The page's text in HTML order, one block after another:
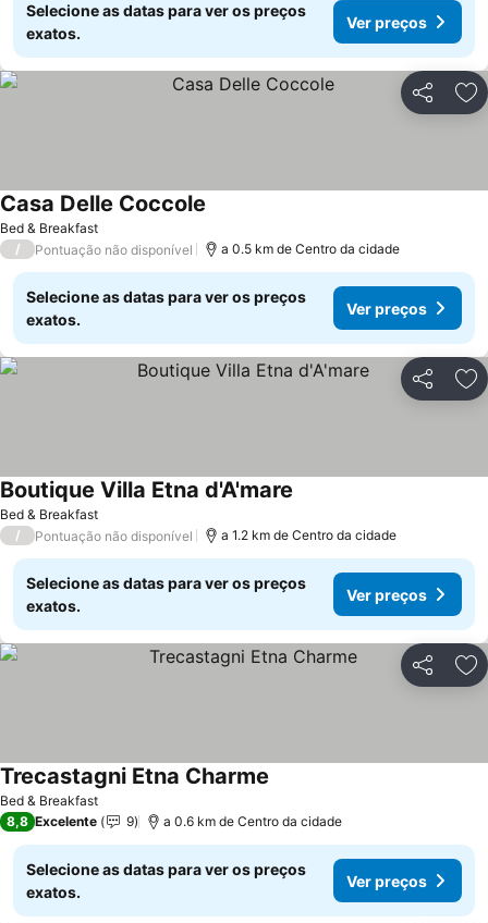
Selecione as datas para ver os preços
exatos.
Ver preços
Partilhar
Bed & Breakfast
Casa Delle Coccole
/ Pontuação não disponível a 0.5 km de Centro da cidade
Selecione as datas para ver os preços
exatos.
Ver preços
Partilhar
Bed & Breakfast
Boutique Villa Etna d'A'mare
/ Pontuação não disponível a 1.2 km de Centro da cidade
Selecione as datas para ver os preços
exatos.
Ver preços
Partilhar
Bed & Breakfast
Trecastagni Etna Charme
8,8 Excelente 9 a 0.6 km de Centro da cidade
Selecione as datas para ver os preços
exatos.
Ver preços